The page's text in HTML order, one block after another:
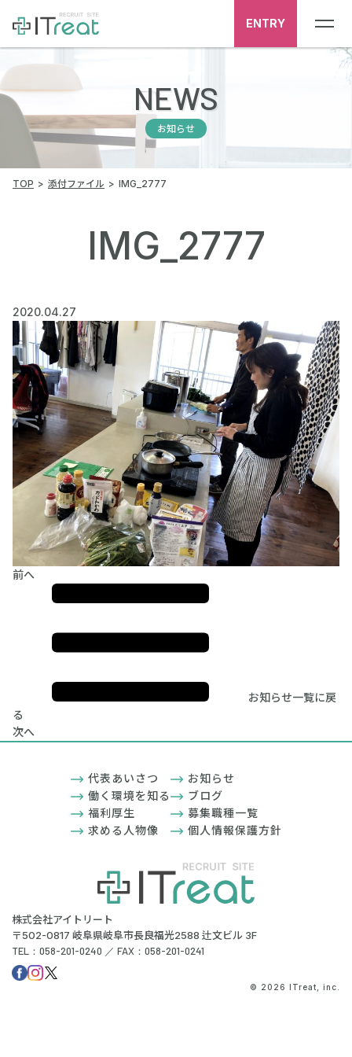
ENTRY
NEWS
お知らせ
TOP 添付ファイル IMG_2777
IMG_2777
2020.04.27
前へ
お知らせ一覧に戻
る
次へ
株式会社アイトリート
〒502-0817 岐阜県岐阜市長良福光2588 辻文ビル 3F
TEL：058-201-0240 ／ FAX：058-201-0241
代表あいさつ
働く環境を知る
福利厚生
求める人物像
お知らせ
ブログ
募集職種一覧
個人情報保護方針
© 2026 ITreat, inc.